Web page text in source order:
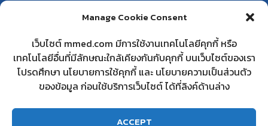
Manage Cookie Consent
เว็บไซต์ mmed.com มีการใช้งานเทคโนโลยีคุกกี้ หรือ
เทคโนโลยีอื่นที่มีลักษณะใกล้เคียงกันกับคุกกี้ บนเว็บไซต์ของเรา
โปรดศึกษา นโยบายการใช้คุกกี้ และ นโยบายความเป็นส่วนตัว
ของข้อมูล ก่อนใช้บริการเว็บไซต์ ได้ที่ลิงค์ด้านล่าง
ACCEPT
Order, Payment, and Shipping
DBD
Partnering with mmed
Frequently Asked Questions
Contact us